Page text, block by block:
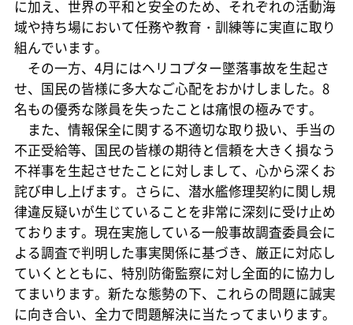
に加え、世界の平和と安全のため、それぞれの活動海
域や持ち場において任務や教育・訓練等に実直に取り
組んでいます。
その一方、4月にはヘリコプター墜落事故を生起さ
せ、国民の皆様に多大なご心配をおかけしました。8
名もの優秀な隊員を失ったことは痛恨の極みです。
また、情報保全に関する不適切な取り扱い、手当の
不正受給等、国民の皆様の期待と信頼を大きく損なう
不祥事を生起させたことに対しまして、心から深くお
詫び申し上げます。さらに、潜水艦修理契約に関し規
律違反疑いが生じていることを非常に深刻に受け止め
ております。現在実施している一般事故調査委員会に
よる調査で判明した事実関係に基づき、厳正に対応し
ていくとともに、特別防衛監察に対し全面的に協力し
てまいります。新たな態勢の下、これらの問題に誠実
に向き合い、全力で問題解決に当たってまいります。